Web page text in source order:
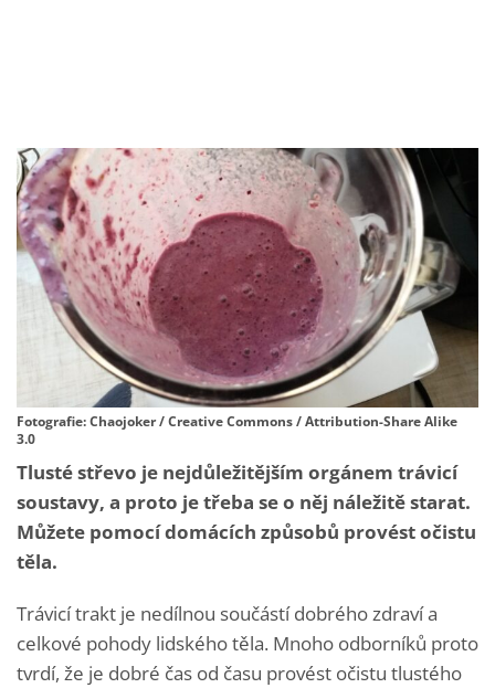
Fotografie: Chaojoker / Creative Commons / Attribution-Share Alike
3.0
Tlusté střevo je nejdůležitějším orgánem trávicí
soustavy, a proto je třeba se o něj náležitě starat.
Můžete pomocí domácích způsobů provést očistu
těla.
Trávicí trakt je nedílnou součástí dobrého zdraví a
celkové pohody lidského těla. Mnoho odborníků proto
tvrdí, že je dobré čas od času provést očistu tlustého